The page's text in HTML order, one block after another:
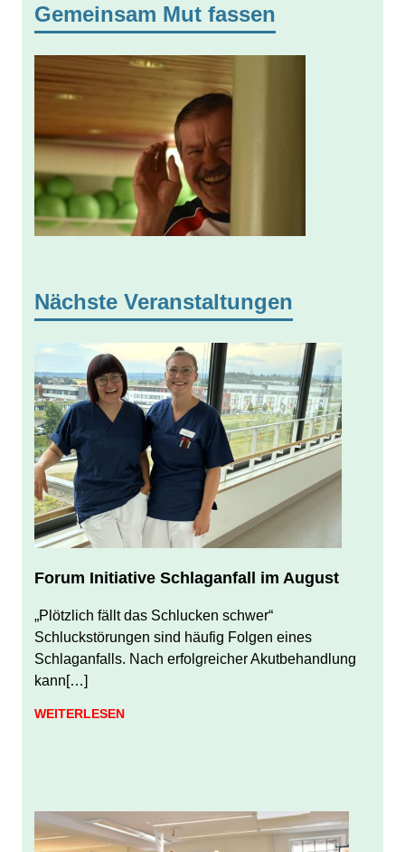
Gemeinsam Mut fassen
Nächste Veranstaltungen
Forum Initiative Schlaganfall im August
„Plötzlich fällt das Schlucken schwer“
Schluckstörungen sind häufig Folgen eines
Schlaganfalls. Nach erfolgreicher Akutbehandlung
kann[…]
WEITERLESEN